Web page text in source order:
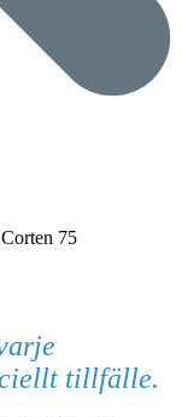
75
tillfälle.